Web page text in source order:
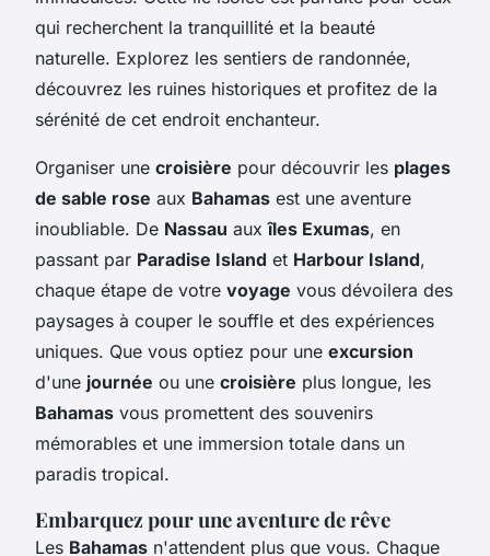
qui recherchent la tranquillité et la beauté
naturelle. Explorez les sentiers de randonnée,
découvrez les ruines historiques et profitez de la
sérénité de cet endroit enchanteur.
Organiser une croisière pour découvrir les plages
de sable rose aux Bahamas est une aventure
inoubliable. De Nassau auxîles Exumas, en
passant par Paradise Island et Harbour Island,
chaque étape de votre voyage vous dévoilera des
paysages à couper le souffle et des expériences
uniques. Que vous optiez pour une excursion
d'une journée ou une croisière plus longue, les
Bahamas vous promettent des souvenirs
mémorables et une immersion totale dans un
paradis tropical.
Embarquez pour une aventure de rêve
Les Bahamas n'attendent plus que vous. Chaque